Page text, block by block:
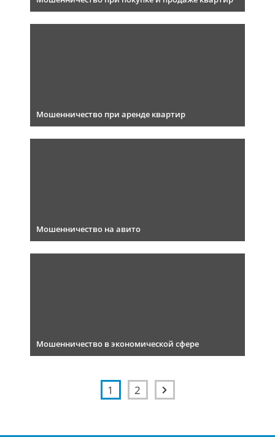
Мошенничество при аренде квартир
Мошенничество на авито
Мошенничество в экономической сфере
1 2